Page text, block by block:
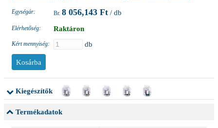
Egységár: 8 056,143 Ft / db
Elérhetőség: Raktáron
Kért mennyiség: db
Kiegészítők
Termékadatok